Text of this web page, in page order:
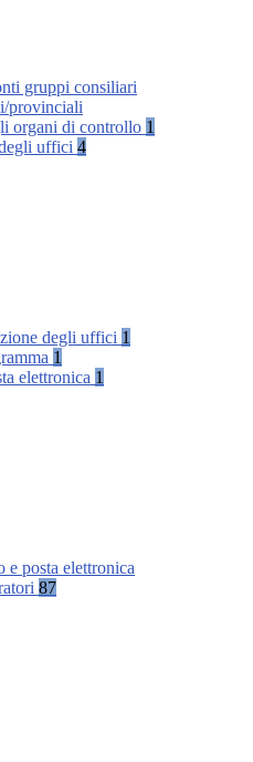
gruppi consiliari
provinciali
organi di controllo 1
uffici 4
degli uffici 1
1
elettronica 1
e posta elettronica
87